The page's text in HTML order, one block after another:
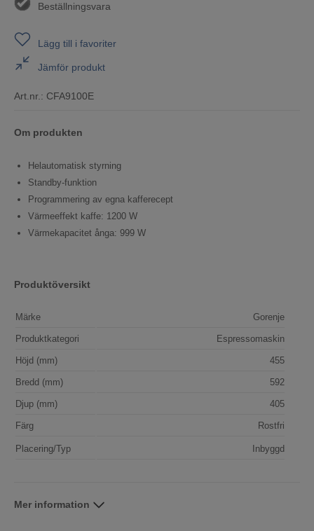
Beställningsvara
Lägg till i favoriter
Jämför produkt
Art.nr.: CFA9100E
Om produkten
Helautomatisk styrning
Standby-funktion
Programmering av egna kafferecept
Värmeeffekt kaffe: 1200 W
Värmekapacitet ånga: 999 W
Produktöversikt
Märke Gorenje
Produktkategori Espressomaskin
Höjd (mm) 455
Bredd (mm) 592
Djup (mm) 405
Färg Rostfri
Placering/Typ Inbyggd
Mer information